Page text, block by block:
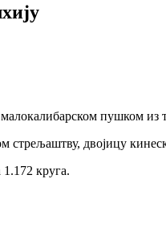
пушком
стрељаштву, двојицу
1.172 круга.